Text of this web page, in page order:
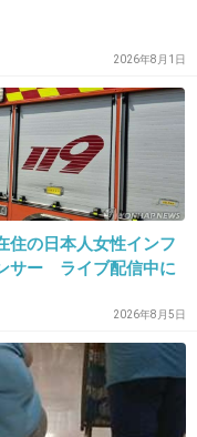
くりでもっと安
+55
+16 -5
2026年8月1日
住の日本人女性インフ
サー ライブ配信中に
2026年8月5日